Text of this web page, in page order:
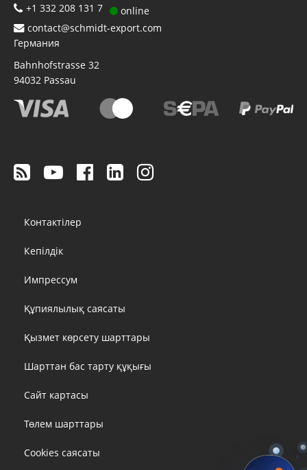
+1 332 208 131 7
online
contact@schmidt-export.com
Германия
Bahnhofstrasse 32
94032 Passau
menu
Контактілер
Кепілдік
Импрессум
Құпиялылық саясаты
Қызмет көрсету шарттары
Шарттан бас тарту құқығы
Сайт картасы
Төлем шарттары
Cookies саясаты